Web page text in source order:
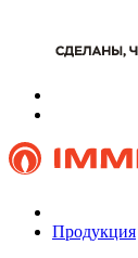
Продукция